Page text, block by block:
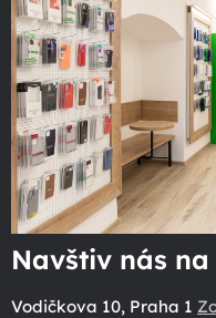
Navštiv nás
Vodičkova 10, Praha 1